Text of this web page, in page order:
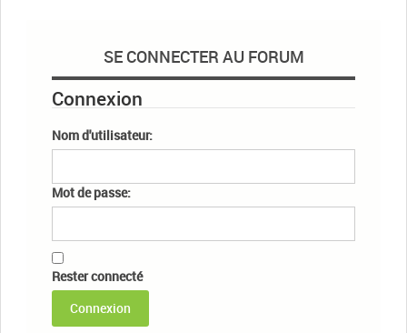
SE CONNECTER AU FORUM
Connexion
Nom d'utilisateur:
Mot de passe:
Rester connecté
Connexion